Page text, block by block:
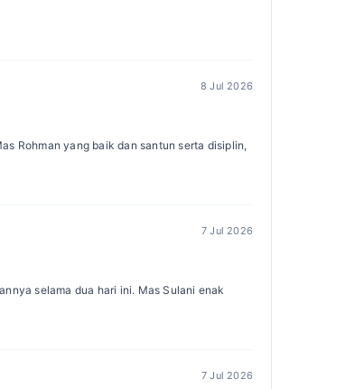
8 Jul 2026
Rohman yang baik dan santun serta disiplin,
7 Jul 2026
selama dua hari ini. Mas Sulani enak
7 Jul 2026